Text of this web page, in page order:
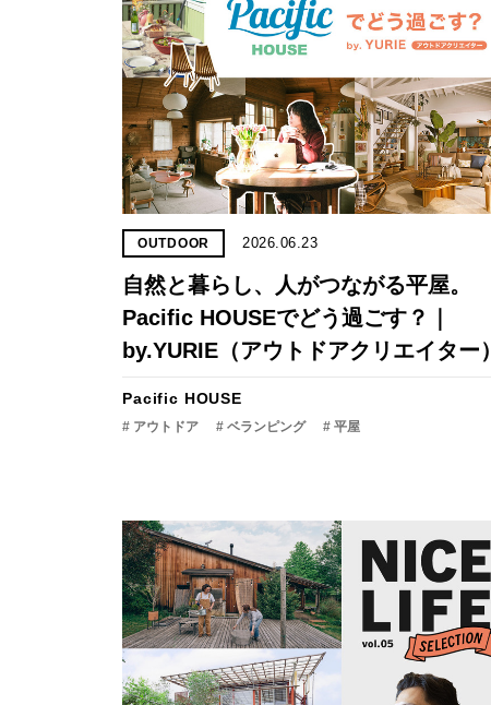
OUTDOOR 2026.06.23
自然と暮らし、人がつながる平屋。
Pacific HOUSEでどう過ごす？｜
by.YURIE（アウトドアクリエイター）
Pacific HOUSE
# アウトドア # ベランピング # 平屋